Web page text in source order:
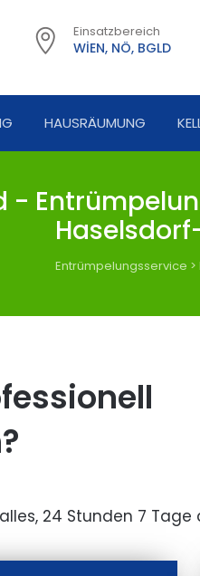
Einsatzbereich
WIEN, NÖ, BGLD
HAUSRÄUMUNG
-
Entrümpelungsservice >
24 Stunden 7 Tage